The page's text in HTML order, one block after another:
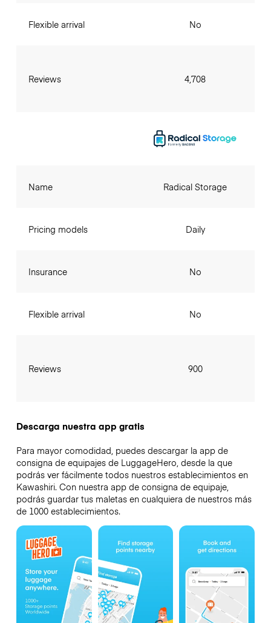
Flexible arrival
Reviews
No
4,708
Name
Pricing models
Insurance
Flexible arrival
Reviews
Radical Storage
Daily
No
No
900
Descarga nuestra app gratis
Para mayor comodidad, puedes descargar la app de
consigna de equipajes de LuggageHero, desde la que
podrás ver fácilmente todos nuestros establecimientos en
Kawashiri. Con nuestra app de consigna de equipaje,
podrás guardar tus maletas en cualquiera de nuestros más
de 1000 establecimientos.